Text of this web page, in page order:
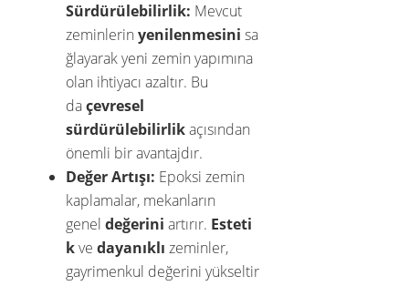
Sürdürülebilirlik: Mevcut
zeminlerinyenilenmesini sa
ğlayarak yeni zemin yapımına
olan ihtiyacı azaltır. Bu
daçevresel
sürdürülebilirlikaçısından
önemli bir avantajdır.
Değer Artışı: Epoksi zemin
kaplamalar, mekanların
geneldeğerini artırır. Esteti
kvedayanıklı zeminler,
gayrimenkul değerini yükseltir